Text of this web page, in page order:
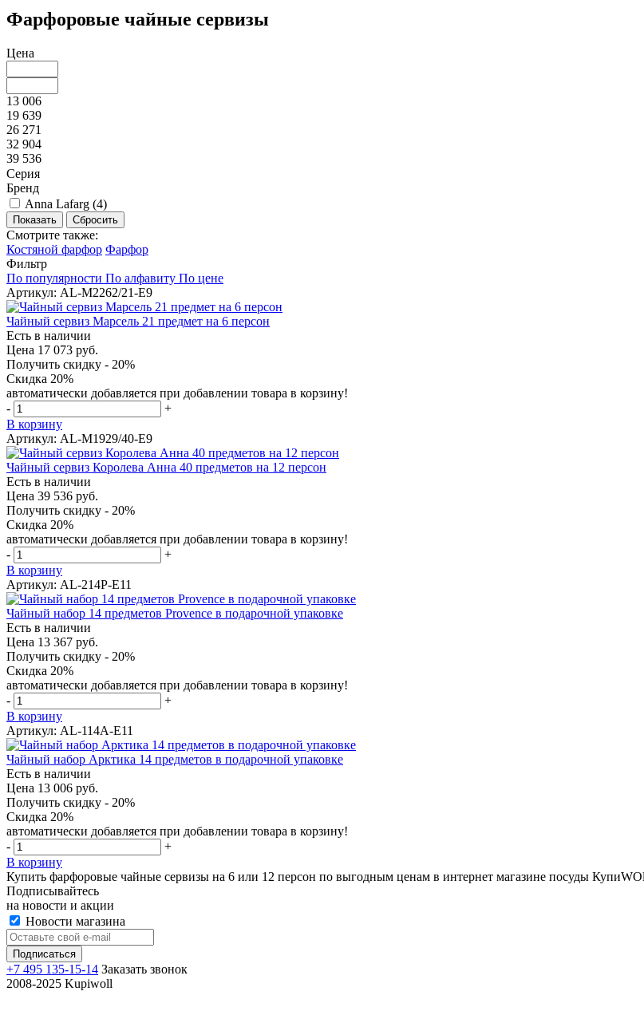
Фарфоровые чайные сервизы
Цена
13 006
19 639
26 271
32 904
39 536
Серия
Бренд
Anna Lafarg (4)
Смотрите также:
Костяной фарфор Фарфор
Фильтр
По популярности По алфавиту По цене
Артикул: AL-M2262/21-E9
Чайный сервиз Марсель 21 предмет на 6 персон
Есть в наличии
Цена 17 073 руб.
Получить скидку - 20%
Скидка 20%
автоматически добавляется при добавлении товара в корзину!
-
+
В корзину
Артикул: AL-M1929/40-E9
Чайный сервиз Королева Анна 40 предметов на 12 персон
Есть в наличии
Цена 39 536 руб.
Получить скидку - 20%
Скидка 20%
автоматически добавляется при добавлении товара в корзину!
-
+
В корзину
Артикул: AL-214P-E11
Чайный набор 14 предметов Provence в подарочной упаковке
Есть в наличии
Цена 13 367 руб.
Получить скидку - 20%
Скидка 20%
автоматически добавляется при добавлении товара в корзину!
-
+
В корзину
Артикул: AL-114A-E11
Чайный набор Арктика 14 предметов в подарочной упаковке
Есть в наличии
Цена 13 006 руб.
Получить скидку - 20%
Скидка 20%
автоматически добавляется при добавлении товара в корзину!
-
+
В корзину
Купить фарфоровые чайные сервизы на 6 или 12 персон по выгодным ценам в интернет магазине посуды
Подписывайтесь
на новости и акции
Новости магазина
+7 495 135-15-14 Заказать звонок
2008-2025 Kupiwoll